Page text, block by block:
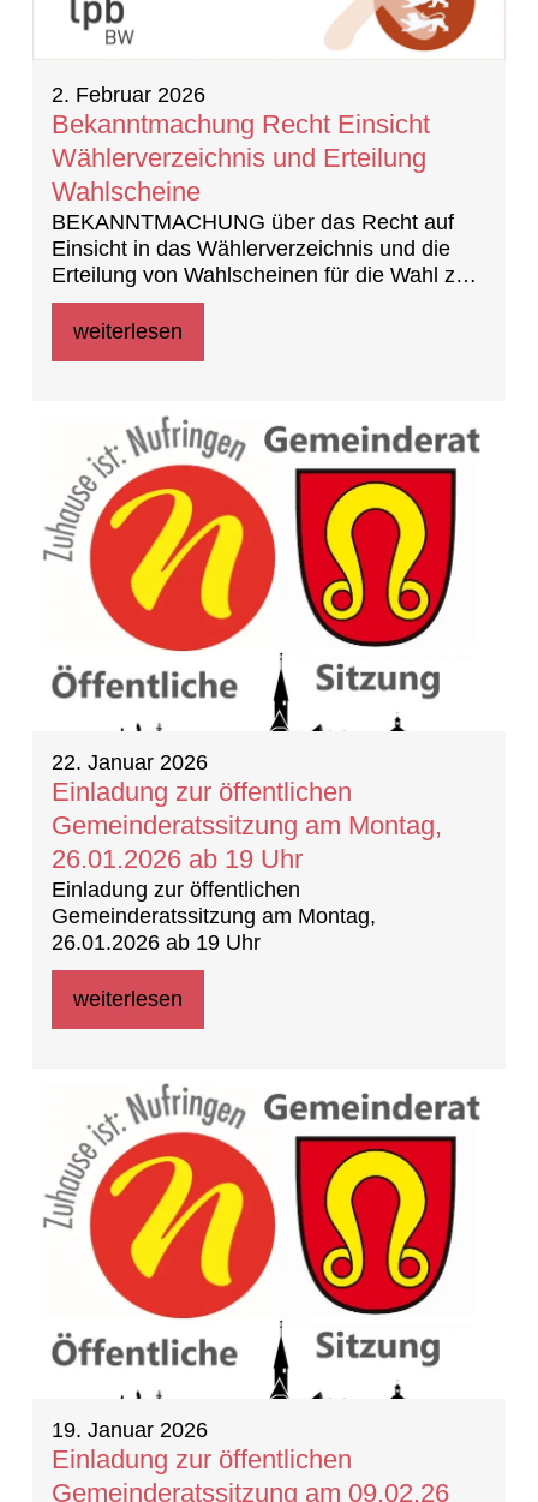
2. Februar 2026
Bekanntmachung Recht Einsicht
Wählerverzeichnis und Erteilung
Wahlscheine
BEKANNTMACHUNG über das Recht auf
Einsicht in das Wählerverzeichnis und die
Erteilung von Wahlscheinen für die Wahl zum
Landtag am 8. März 2026
weiterlesen
22. Januar 2026
Einladung zur öffentlichen
Gemeinderatssitzung am Montag,
26.01.2026 ab 19 Uhr
Einladung zur öffentlichen
Gemeinderatssitzung am Montag,
26.01.2026 ab 19 Uhr
weiterlesen
19. Januar 2026
Einladung zur öffentlichen
Gemeinderatssitzung am 09.02.26